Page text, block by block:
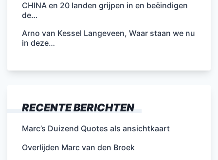
CHINA en 20 landen grijpen in en beëindigen
de…
Arno van Kessel Langeveen, Waar staan we nu
in deze…
RECENTE BERICHTEN
Marc’s Duizend Quotes als ansichtkaart
Overlijden Marc van den Broek